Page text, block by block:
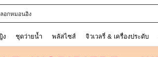
อกหมอนอิง
ง ชุดว่ายน้ำ พลัสไซส์ จิวเวลรี่ & เครื่องประดับ